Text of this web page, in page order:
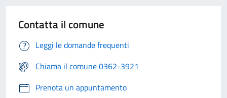
Contatta il comune
Leggi le domande frequenti
Chiama il comune 0362-3921
Prenota un appuntamento